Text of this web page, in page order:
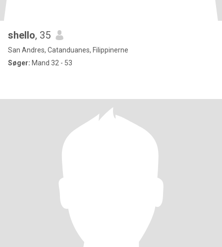
shello, 35
San Andres, Catanduanes, Filippinerne
Søger: Mand 32 - 53